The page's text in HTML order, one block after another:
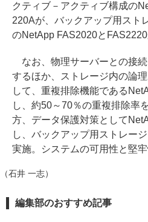
クティブ－アクティブ構成の
220Aが、バックアップ用スト
のNetApp FAS2020と
なお、物理サーバーとの接
するほか、ストレージ内の論
して、重複排除機能である
し、約50～70％の重複排除率
方、データ保護対策として
し、バックアップ用ストレー
実施。システムの可用性と堅
（石井 一志）
編集部のおすすめ記事